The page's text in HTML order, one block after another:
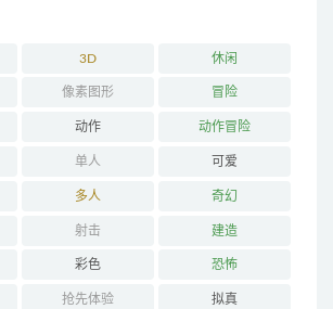
3D 休闲
像素图形 冒险
动作 动作冒险
单人 可爱
多人 奇幻
射击 建造
彩色 恐怖
抢先体验 拟真